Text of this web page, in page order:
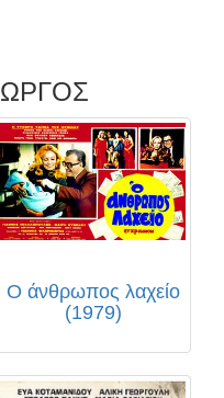
Ο άνθρωπος λαχείο
(1979)